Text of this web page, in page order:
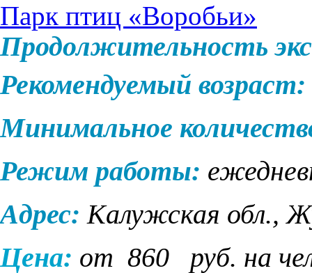
Парк птиц «Воробьи»
Продолжительность
Рекомендуемый возраст:
Минимальное
Режим работы:
Адрес: Калужская обл.,
Цена: от 860 руб. на